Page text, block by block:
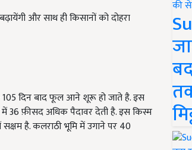
और साथ ही किसानों को दोहरा
105 दिन बाद फूल आने शूरू हो जाते है. इस
36 फ़ीसद अधिक पैदावर देती है. इस किस्म
है. कलराठी भूमि में उगाने पर 40